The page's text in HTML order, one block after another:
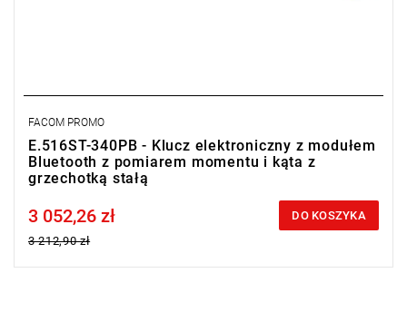
FACOM PROMO
E.516ST-340PB - Klucz elektroniczny z modułem
Bluetooth z pomiarem momentu i kąta z
grzechotką stałą
Price tax included
3 052,26 zł
3 212,90 zł
DO KOSZYKA